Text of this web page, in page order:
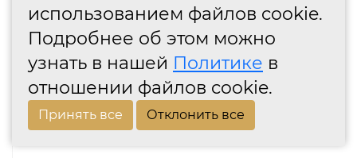
использованием файлов cookie.
Подробнее об этом можно
узнать в нашей Политике в
отношении файлов cookie.
Принять все Отклонить все